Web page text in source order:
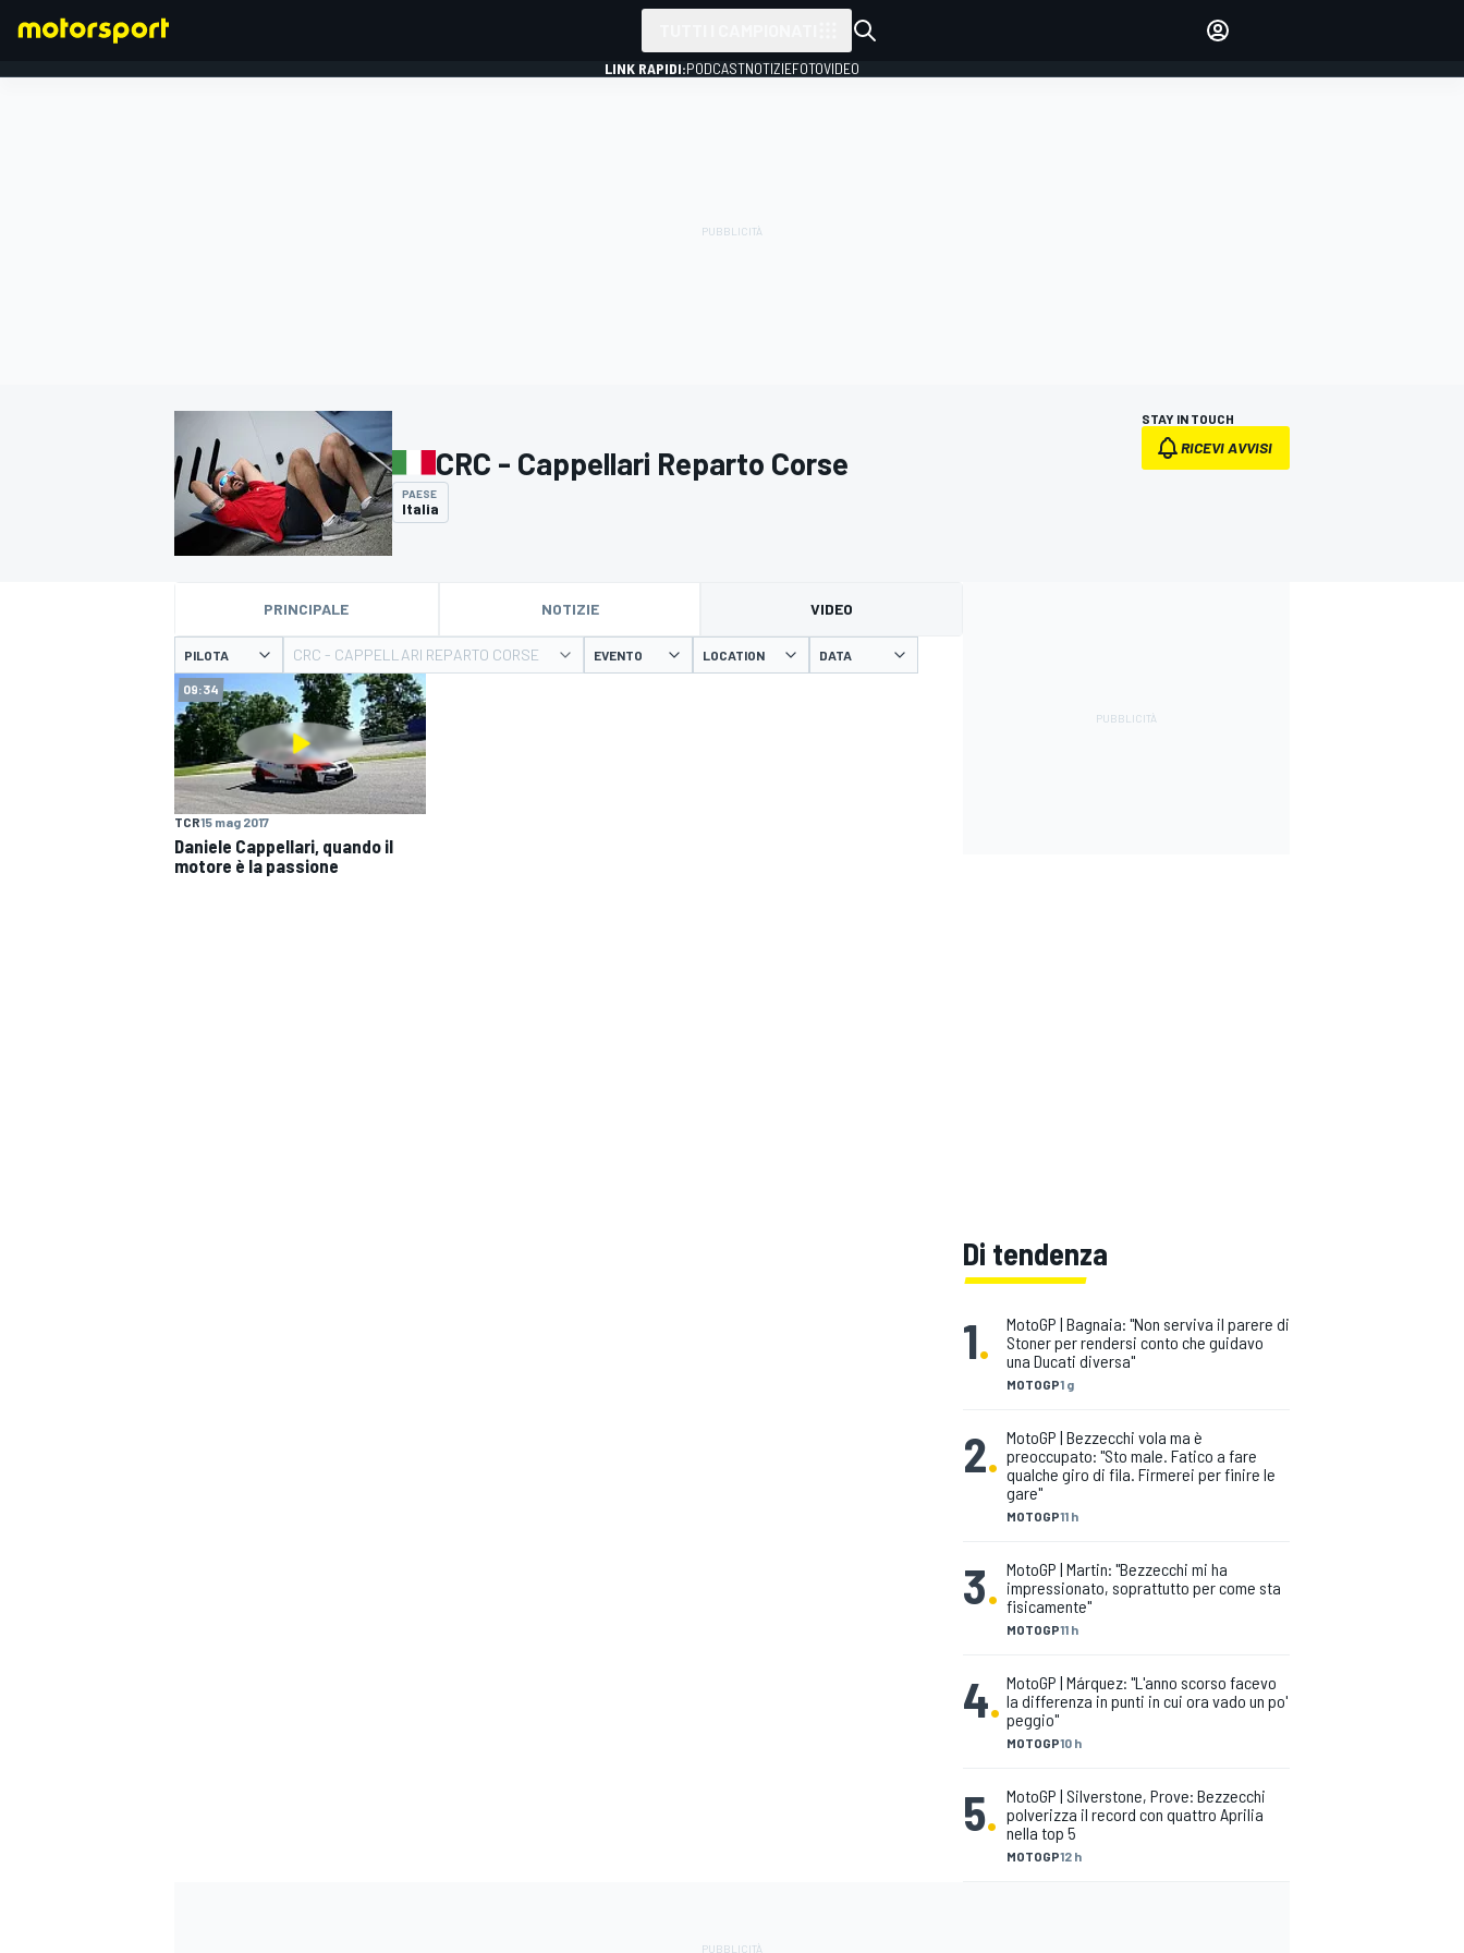
MOTOGP WEC
WRC
ACCEDI
LINK RAPIDI:PODCASTNOTIZIEFOTOVIDEO
CRC - Cappellari Reparto Corse
PAESE
Italia
STAY IN TOUCH
RICEVI AVVISI
PRINCIPALE NOTIZIE VIDEO
PILOTA CRC - CAPPELLARI REPARTO CORSE EVENTO LOCATION DATA
09:34
TCR15 mag 2017
Daniele Cappellari, quando il
motore è la passione
Di tendenza
1.
MOTOGP1 g
MotoGP | Bagnaia: "Non serviva il parere di
Stoner per rendersi conto che guidavo
una Ducati diversa"
2.
MOTOGP11 h
MotoGP | Bezzecchi vola ma è
preoccupato: "Sto male. Fatico a fare
qualche giro di fila. Firmerei per finire le
gare"
3.
MOTOGP11 h
MotoGP | Martin: "Bezzecchi mi ha
impressionato, soprattutto per come sta
fisicamente"
4.
MOTOGP10 h
MotoGP | Márquez: "L'anno scorso facevo
la differenza in punti in cui ora vado un po'
peggio"
5.
MOTOGP12 h
MotoGP | Silverstone, Prove: Bezzecchi
polverizza il record con quattro Aprilia
nella top 5